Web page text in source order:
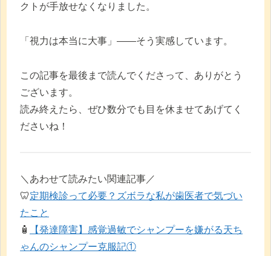
クトが手放せなくなりました。
「視力は本当に大事」――そう実感しています。
この記事を最後まで読んでくださって、ありがとう
ございます。
読み終えたら、ぜひ数分でも目を休ませてあげてく
ださいね！
＼あわせて読みたい関連記事／
🦷定期検診って必要？ズボラな私が歯医者で気づい
たこと
🧴
【発達障害】感覚過敏でシャンプーを嫌がる天ち
ゃんのシャンプー克服記①